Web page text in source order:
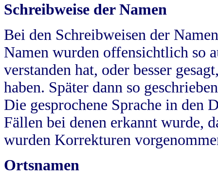
Schreibweise der Namen
Bei den Schreibweisen der
Namen wurden offensichtlich so
verstanden hat, oder besser
haben. Später dann so
Die gesprochene Sprache in
Fällen bei denen erkannt wurde,
wurden Korrekturen
Ortsnamen